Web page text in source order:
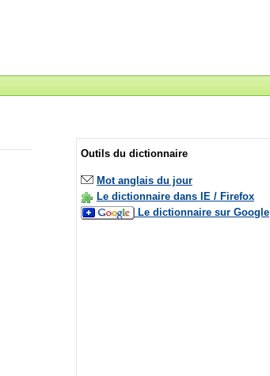
Outils du dictionnaire
Mot anglais du jour
Le dictionnaire dans IE / Firefox
Le dictionnaire sur Google